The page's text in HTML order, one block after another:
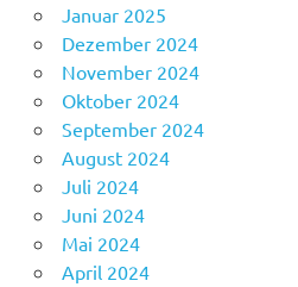
Januar 2025
Dezember 2024
November 2024
Oktober 2024
September 2024
August 2024
Juli 2024
Juni 2024
Mai 2024
April 2024